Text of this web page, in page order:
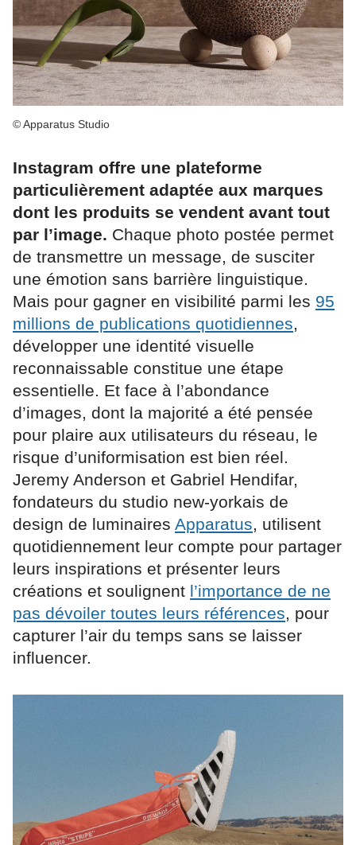
© Apparatus Studio
Instagram offre une plateforme
particulièrement adaptée aux marques
dont les produits se vendent avant tout
par l’image. Chaque photo postée permet
de transmettre un message, de susciter
une émotion sans barrière linguistique.
Mais pour gagner en visibilité parmi les 95
millions de publications quotidiennes,
développer une identité visuelle
reconnaissable constitue une étape
essentielle. Et face à l’abondance
d’images, dont la majorité a été pensée
pour plaire aux utilisateurs du réseau, le
risque d’uniformisation est bien réel.
Jeremy Anderson et Gabriel Hendifar,
fondateurs du studio new-yorkais de
design de luminaires Apparatus, utilisent
quotidiennement leur compte pour partager
leurs inspirations et présenter leurs
créations et soulignent l’importance de ne
pas dévoiler toutes leurs références, pour
capturer l’air du temps sans se laisser
influencer.